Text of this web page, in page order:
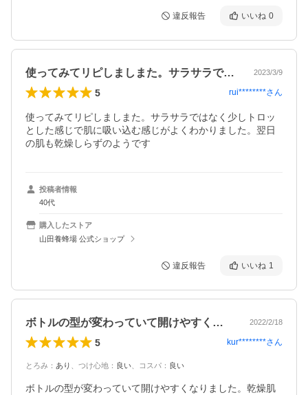
違反報告 いいね 0
使ってみてリピしましまた。サラサラでは… 2023/3/9
5 rui********さん
使ってみてリピしましまた。サラサラではなく少しトロッ
とした感じで肌に吸い込む感じがよくわかりました。翌日
の肌も乾燥しらずのようです
投稿者情報
40代
購入したストア
山田養蜂場 公式ショップ
違反報告 いいね 1
ボトルの型が変わっていて開けやすくなり… 2022/2/18
5 kur********さん
とろみ ： あり つけ心地 ： 良い コスパ ： 良い
ボトルの型が変わっていて開けやすくなりました。乾燥肌